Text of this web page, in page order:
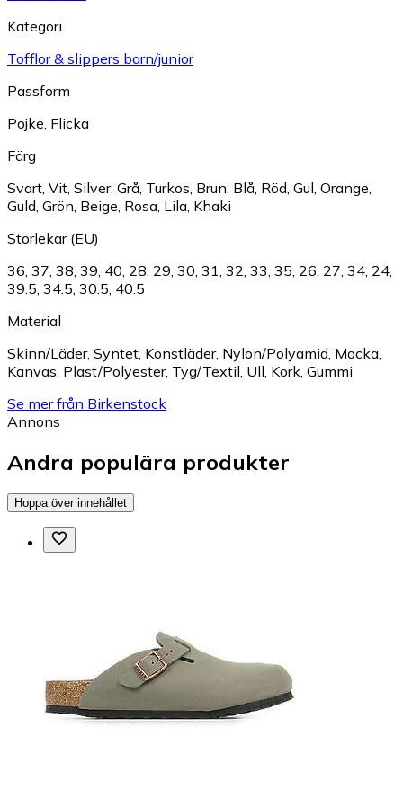
Kategori
Tofflor & slippers barn/junior
Passform
Pojke Flicka
Färg
Svart Vit Silver, Grå Turkos Brun Blå Röd Gul Orange
Guld Grön Beige Rosa Lila Khaki
Storlekar (EU)
36 37 38 39 40 28 29 30 31 32 33 35 26 27 34 24
39.5 34.5 30.5 40.5
Material
Skinn/Läder, Syntet Konstläder, Nylon/Polyamid Mocka
Kanvas Plast/Polyester, Tyg/Textil Ull Kork Gummi
Se mer från Birkenstock
Annons
Andra populära produkter
Hoppa över innehållet